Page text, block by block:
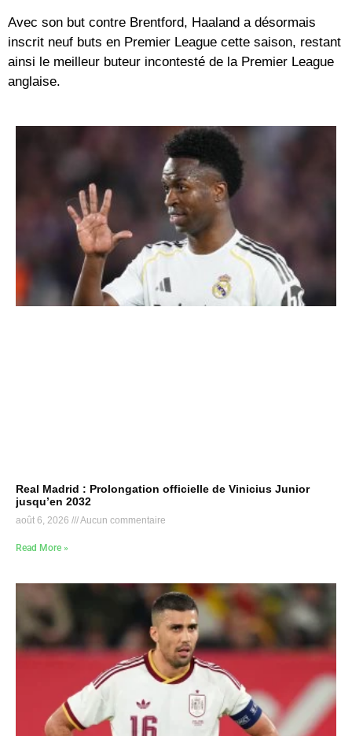
Avec son but contre Brentford, Haaland a désormais
inscrit neuf buts en Premier League cette saison, restant
ainsi le meilleur buteur incontesté de la Premier League
anglaise.
Real Madrid : Prolongation officielle de Vinicius Junior
jusqu’en 2032
août 6, 2026 Aucun commentaire
Read More »